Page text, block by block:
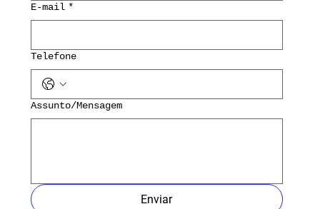
E-mail *
Telefone
Assunto/Mensagem
Enviar